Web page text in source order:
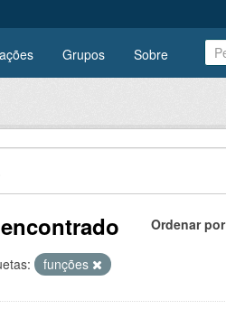
Grupos Sobre
Ordenar por
funções